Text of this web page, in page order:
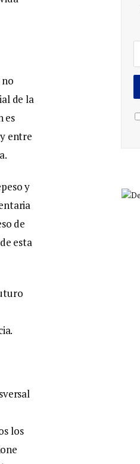
de la
es
entre
y
de
esta
los